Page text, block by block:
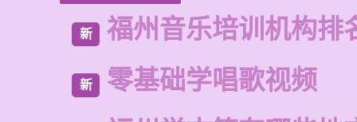
新 福州音乐培训机构排
新
零基础学唱歌视频